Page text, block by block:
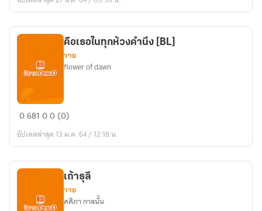
ใน
จูบ
คือ
ใน
ห้วง
คือเธอในทุกห้วงคำนึง [BL]
วาย
flower of dawn
068100 (0)
อัปเดตล่าสุด 13 ม.ค. 64 / 12:18 น.
เถ้าธุลี
วาย
ศศิภา กาลนั้น